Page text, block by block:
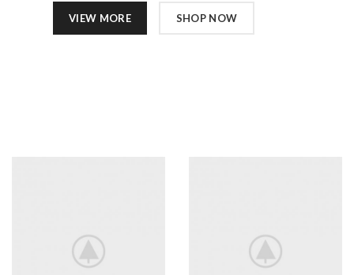
VIEW MORE SHOP NOW